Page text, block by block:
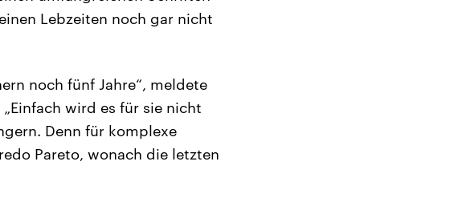
Lebzeiten noch gar nicht
noch fünf Jahre“, meldete
wird es für sie nicht
Denn für komplexe
Pareto, wonach die letzten